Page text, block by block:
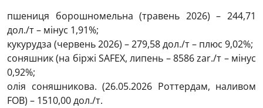
пшениця борошномельна (травень 2026) – 244,71
дол./т – мінус 1,91%;
кукурудза (червень 2026) – 279,58 дол./т – плюс 9,02%;
соняшник (на біржі SAFEX, липень – 8586 zar./т – мінус
0,92%;
олія соняшникова. (26.05.2026 Роттердам, наливом
FOB) – 1510,00 дол./т.